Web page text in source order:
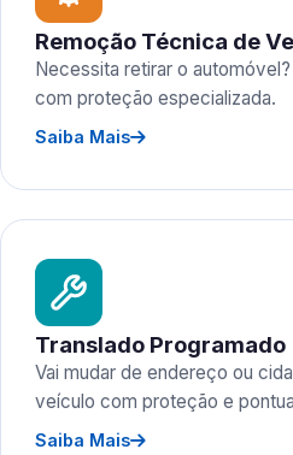
Remoção Técnica de
Necessita retirar o
com proteção especializada.
Saiba Mais
Translado Programado
Vai mudar de endereço ou
veículo com proteção e
Saiba Mais